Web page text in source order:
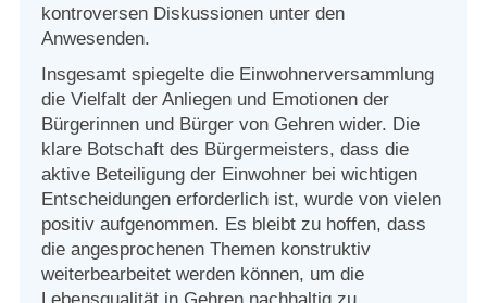
kontroversen Diskussionen unter den
Anwesenden.
Insgesamt spiegelte die Einwohnerversammlung
die Vielfalt der Anliegen und Emotionen der
Bürgerinnen und Bürger von Gehren wider. Die
klare Botschaft des Bürgermeisters, dass die
aktive Beteiligung der Einwohner bei wichtigen
Entscheidungen erforderlich ist, wurde von vielen
positiv aufgenommen. Es bleibt zu hoffen, dass
die angesprochenen Themen konstruktiv
weiterbearbeitet werden können, um die